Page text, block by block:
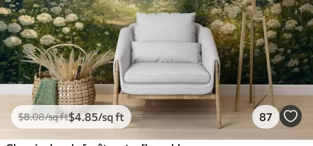
$8.08/sq ft$4.85/sq ft 87